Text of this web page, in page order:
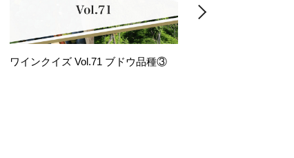
ワインクイズ Vol.71 ブドウ品種③